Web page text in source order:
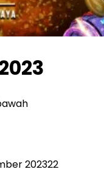
202322